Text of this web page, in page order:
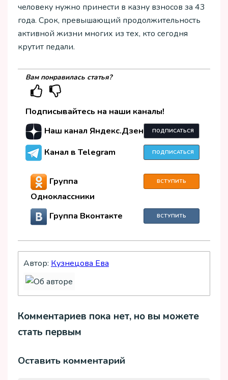
человеку нужно принести в казну взносов за 43
года. Срок, превышающий продолжительность
активной жизни многих из тех, кто сегодня
крутит педали.
Вам понравилась статья?
Подписывайтесь на наши каналы!
Наш канал Яндекс.Дзен
ПОДПИСАТЬСЯ
Канал в Telegram ПОДПИСАТЬСЯ
Группа
Одноклассники
ВСТУПИТЬ
Группа Вконтакте ВСТУПИТЬ
Автор: Кузнецова Ева
Комментариев пока нет, но вы можете
стать первым
Оставить комментарий